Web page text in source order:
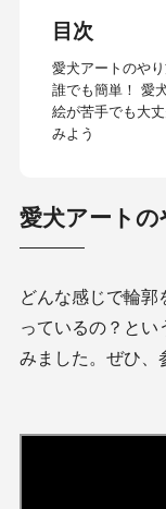
目次
愛犬アートのや
誰でも簡単！ 愛
絵が苦手でも大
みよう
愛犬アートの
どんな感じで輪
っているの？とい
みました。ぜひ、